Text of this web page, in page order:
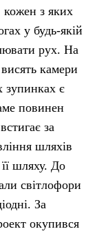
кожен з яких
у будь-якій
рух. На
камери
зупинках є
повинен
за
шляхів
шляху. До
світлофори
За
окупився